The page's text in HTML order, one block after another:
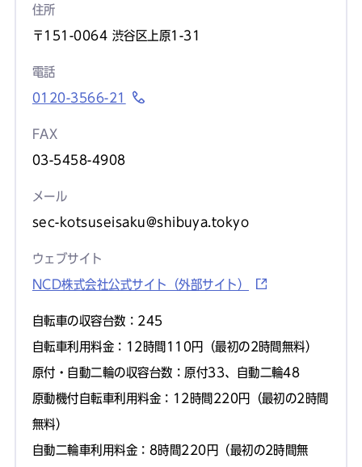
住所
〒151-0064 渋谷区上原1-31
電話
0120-3566-21
FAX
03-5458-4908
メール
sec-kotsuseisaku@shibuya.tokyo
ウェブサイト
NCD株式会社公式サイト（外部サイト）
自転車の収容台数：245
自転車利用料金：12時間110円（最初の2時間無料）
原付・自動二輪の収容台数：原付33、自動二輪48
原動機付自転車利用料金：12時間220円（最初の2時間
無料）
自動二輪車利用料金：8時間220円（最初の2時間無